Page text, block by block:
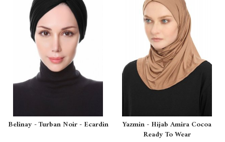
Belinay - Turban Noir - Ecardin
Yazmin - Hijab Amira Cocoa
Ready To Wear